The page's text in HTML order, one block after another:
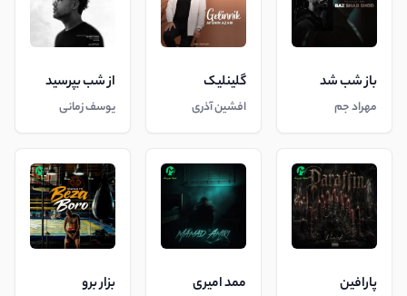
باز شب شد
مهراد جم
گلینلیک
افشین آذری
از شب بپرسید
یوسف زمانی
پارافین ممد امیری بزار برو